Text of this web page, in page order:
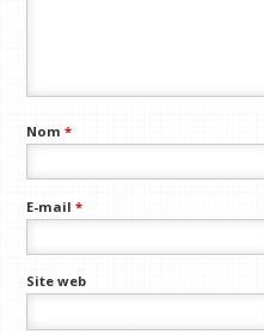
Nom*
E-mail*
Site web